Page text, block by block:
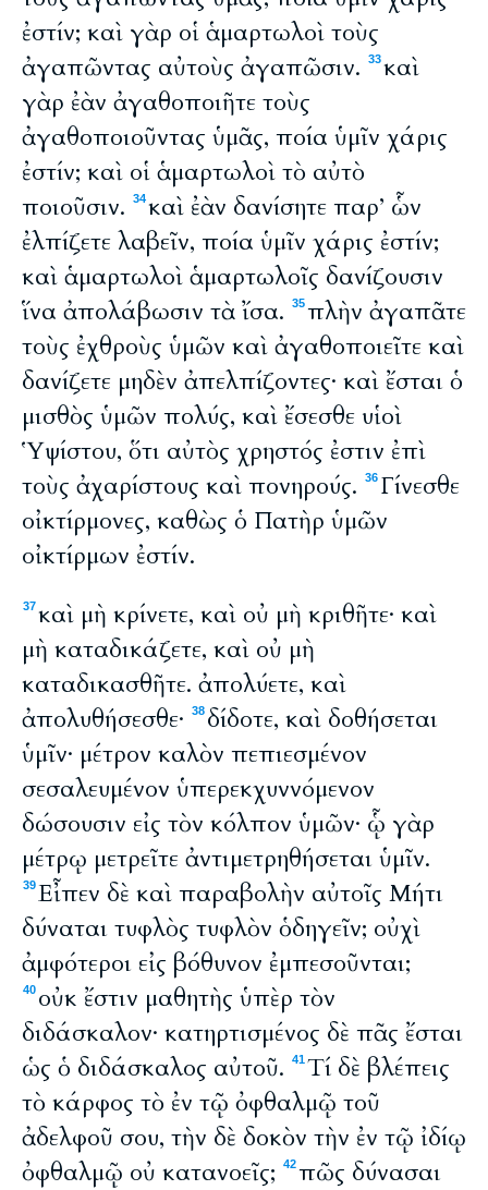
ἐστίν; καὶ γὰρ οἱ ἁμαρτωλοὶ τοὺς
ἀγαπῶντας αὐτοὺς ἀγαπῶσιν.
33καὶ
γὰρ ἐὰν ἀγαθοποιῆτε τοὺς
ἀγαθοποιοῦντας ὑμᾶς, ποία ὑμῖν χάρις
ἐστίν; καὶ οἱ ἁμαρτωλοὶ τὸ αὐτὸ
ποιοῦσιν.
34καὶ ἐὰν δανίσητε παρ’ ὧν
ἐλπίζετε λαβεῖν, ποία ὑμῖν χάρις ἐστίν;
καὶ ἁμαρτωλοὶ ἁμαρτωλοῖς δανίζουσιν
ἵνα ἀπολάβωσιν τὰ ἴσα.
35πλὴν ἀγαπᾶτε
τοὺς ἐχθροὺς ὑμῶν καὶ ἀγαθοποιεῖτε καὶ
δανίζετε μηδὲν ἀπελπίζοντες· καὶ ἔσται ὁ
μισθὸς ὑμῶν πολύς, καὶ ἔσεσθε υἱοὶ
Ὑψίστου, ὅτι αὐτὸς χρηστός ἐστιν ἐπὶ
τοὺς ἀχαρίστους καὶ πονηρούς.
36 Γίνεσθε
οἰκτίρμονες, καθὼς ὁ Πατὴρ ὑμῶν
οἰκτίρμων ἐστίν.
37καὶ μὴ κρίνετε, καὶ οὐ μὴ κριθῆτε· καὶ
μὴ καταδικάζετε, καὶ οὐ μὴ
καταδικασθῆτε. ἀπολύετε, καὶ
ἀπολυθήσεσθε·
38 δίδοτε, καὶ δοθήσεται
ὑμῖν· μέτρον καλὸν πεπιεσμένον
σεσαλευμένον ὑπερεκχυννόμενον
δώσουσιν εἰς τὸν κόλπον ὑμῶν· ᾧ γὰρ
μέτρῳ μετρεῖτε ἀντιμετρηθήσεται ὑμῖν.
39Εἶπεν δὲ καὶ παραβολὴν αὐτοῖς Μήτι
δύναται τυφλὸς τυφλὸν ὁδηγεῖν; οὐχὶ
ἀμφότεροι εἰς βόθυνον ἐμπεσοῦνται;
40 οὐκ ἔστιν μαθητὴς ὑπὲρ τὸν
διδάσκαλον· κατηρτισμένος δὲ πᾶς ἔσται
ὡς ὁ διδάσκαλος αὐτοῦ.
41Τί δὲ βλέπεις
τὸ κάρφος τὸ ἐν τῷ ὀφθαλμῷ τοῦ
ἀδελφοῦ σου, τὴν δὲ δοκὸν τὴν ἐν τῷ ἰδίῳ
ὀφθαλμῷ οὐ κατανοεῖς;
42πῶς δύνασαι